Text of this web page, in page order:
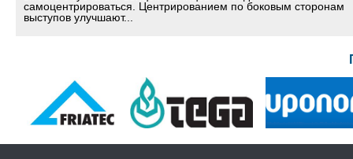
самоцентрироваться. Центрированием по боковым сторонам
выступов улучшают...